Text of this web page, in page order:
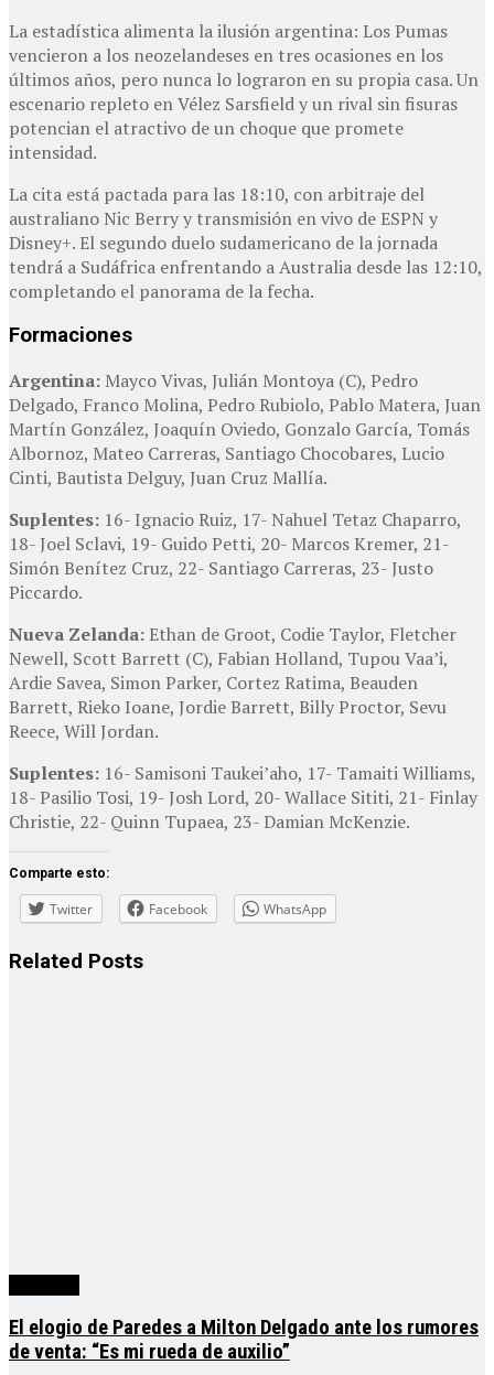
La estadística alimenta la ilusión argentina: Los Pumas
vencieron a los neozelandeses en tres ocasiones en los
últimos años, pero nunca lo lograron en su propia casa. Un
escenario repleto en Vélez Sarsfield y un rival sin fisuras
potencian el atractivo de un choque que promete
intensidad.
La cita está pactada para las 18:10, con arbitraje del
australiano Nic Berry y transmisión en vivo de ESPN y
Disney+. El segundo duelo sudamericano de la jornada
tendrá a Sudáfrica enfrentando a Australia desde las 12:10,
completando el panorama de la fecha.
Formaciones
Argentina: Mayco Vivas, Julián Montoya (C), Pedro
Delgado, Franco Molina, Pedro Rubiolo, Pablo Matera, Juan
Martín González, Joaquín Oviedo, Gonzalo García, Tomás
Albornoz, Mateo Carreras, Santiago Chocobares, Lucio
Cinti, Bautista Delguy, Juan Cruz Mallía.
Suplentes: 16- Ignacio Ruiz, 17- Nahuel Tetaz Chaparro,
18- Joel Sclavi, 19- Guido Petti, 20- Marcos Kremer, 21-
Simón Benítez Cruz, 22- Santiago Carreras, 23- Justo
Piccardo.
Nueva Zelanda: Ethan de Groot, Codie Taylor, Fletcher
Newell, Scott Barrett (C), Fabian Holland, Tupou Vaa’i,
Ardie Savea, Simon Parker, Cortez Ratima, Beauden
Barrett, Rieko Ioane, Jordie Barrett, Billy Proctor, Sevu
Reece, Will Jordan.
Suplentes: 16- Samisoni Taukei’aho, 17- Tamaiti Williams,
18- Pasilio Tosi, 19- Josh Lord, 20- Wallace Sititi, 21- Finlay
Christie, 22- Quinn Tupaea, 23- Damian McKenzie.
Comparte esto:
Twitter Facebook WhatsApp
Related Posts
El elogio de Paredes a Milton Delgado ante los rumores
de venta: “Es mi rueda de auxilio”